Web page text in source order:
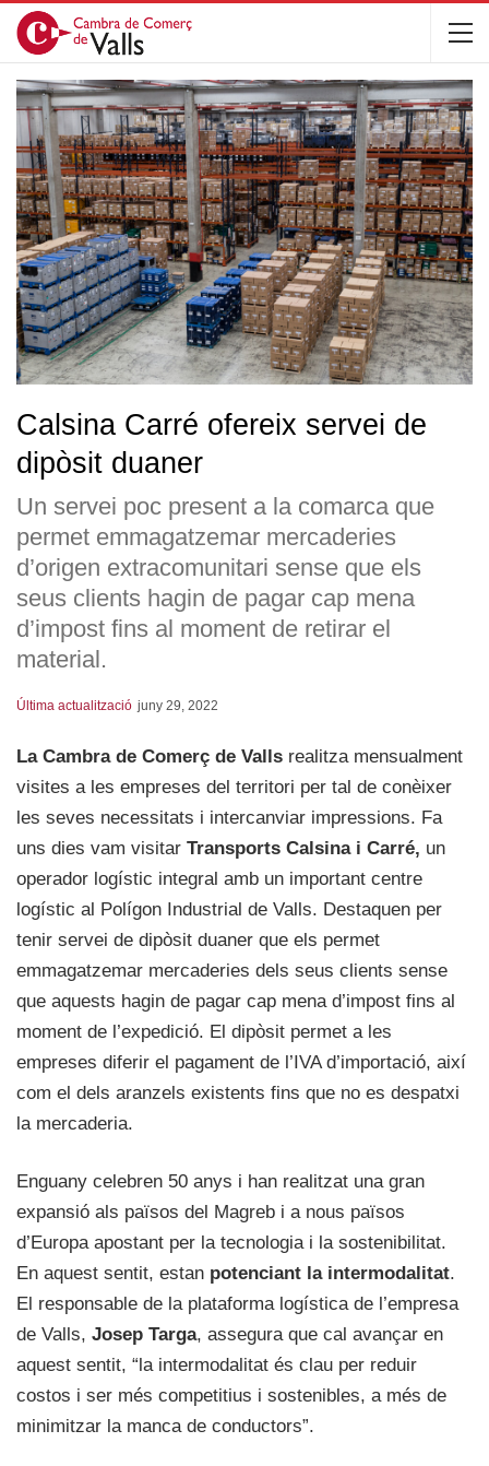
Calsina Carré ofereix servei de
dipòsit duaner
Un servei poc present a la comarca que
permet emmagatzemar mercaderies
d’origen extracomunitari sense que els
seus clients hagin de pagar cap mena
d’impost fins al moment de retirar el
material.
Última actualització juny 29, 2022
La Cambra de Comerç de Valls realitza mensualment
visites a les empreses del territori per tal de conèixer
les seves necessitats i intercanviar impressions. Fa
uns dies vam visitar Transports Calsina i Carré, un
operador logístic integral amb un important centre
logístic al Polígon Industrial de Valls. Destaquen per
tenir servei de dipòsit duaner que els permet
emmagatzemar mercaderies dels seus clients sense
que aquests hagin de pagar cap mena d’impost fins al
moment de l’expedició. El dipòsit permet a les
empreses diferir el pagament de l’IVA d’importació, així
com el dels aranzels existents fins que no es despatxi
la mercaderia.
Enguany celebren 50 anys i han realitzat una gran
expansió als països del Magreb i a nous països
d’Europa apostant per la tecnologia i la sostenibilitat.
En aquest sentit, estan potenciant la intermodalitat.
El responsable de la plataforma logística de l’empresa
de Valls, Josep Targa, assegura que cal avançar en
aquest sentit, “la intermodalitat és clau per reduir
costos i ser més competitius i sostenibles, a més de
minimitzar la manca de conductors”.